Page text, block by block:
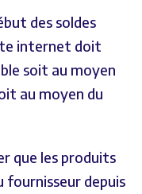
des soldes
internet doit
soit au moyen
au moyen du
que les produits
fournisseur depuis